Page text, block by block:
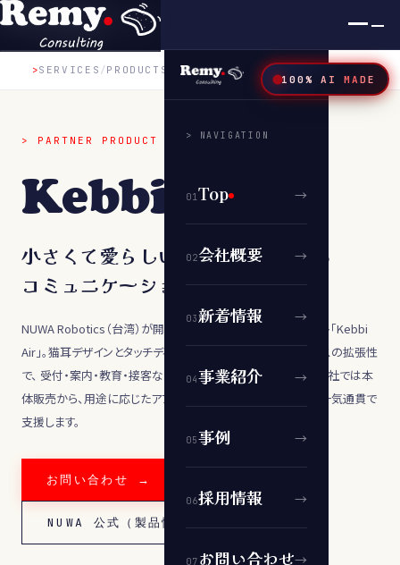
×
> NAVIGATION
01Top →
02会社概要 →
03 新着情報 →
04事業紹介 →
05事例 →
06採用情報 →
07 お問い合わせ→
>SERVICES /PRODUCTS KEBBI AIR
> PARTNER PRODUCT
Kebbi Air
小さくて愛らしい、現場で活躍する
コミュニケーションロボット
NUWA Robotics（台湾）が開発した小型ヒューマノイドロボット「Kebbi
Air」。猫耳デザインとタッチディスプレイの表情、Android ベースの拡張性
で、 受付・案内・教育・接客など多様な現場に導入できます。 当社では本
体販売から、用途に応じたアプリ企画・開発、現場運用までを一気通貫で
支援します。
お問い合わせ →
NUWA 公式（製品情報）↗
100% AI MADE